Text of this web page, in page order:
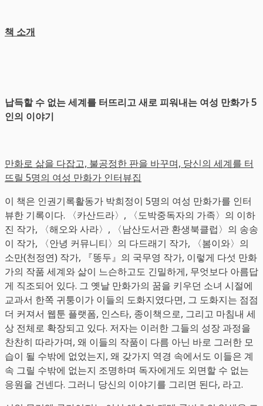
책 소개
납득할 수 없는 세계를 터뜨리고 새로 피워내는 여성 만화가 5
인의 이야기
만화로 삶을 다잡고, 불공정한 판을 바꾸며, 당신의 세계를 터
뜨릴 5명의 여성 만화가 인터뷰집
이 책은 인권기록활동가 박희정이 5명의 여성 만화가를 인터
뷰한 기록이다. 〈카산드라〉, 〈도박중독자의 가족〉의 이하
진 작가, 〈해오와 사라〉, 〈남산도서관 환생북클럽〉의 송송
이 작가, 〈안녕 커뮤니티〉의 다드래기 작가, 〈봄이와〉의
소만(천정연) 작가, 『똥두』의 국무영 작가, 이렇게 다섯 만화
가의 작품 세계와 삶이 느슨하고도 긴밀하게, 무엇보다 아름답
게 직조되어 있다. 그 옛날 만화가의 꿈을 키우던 소녀 시절에
교과서 한쪽 귀퉁이가 이들의 도화지였다면, 그 도화지는 점점
더 커져서 웹툰 플랫폼, 인스타, 종이책으로, 그리고 마침내 세
상 전체로 확장되고 있다. 저자는 이러한 그들의 성장 과정을
찬찬히 따라가며, 왜 이들의 작품이 다름 아닌 바로 그러한 모
습이 될 수밖에 없었는지, 왜 갖가지 역경 속에서도 이들은 계
속 그릴 수밖에 없는지 조명하며 독자에게도 외면할 수 없는
응원을 건넨다. 그러니 당신의 이야기를 그리면 된다, 라고.